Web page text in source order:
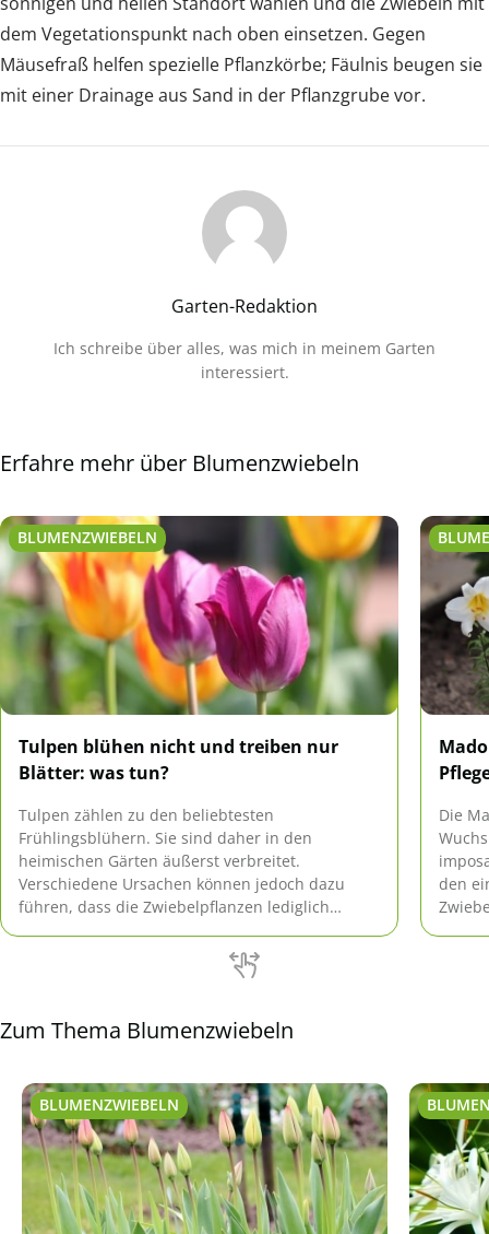
dem Vegetationspunkt nach oben einsetzen. Gegen
Mäusefraß helfen spezielle Pflanzkörbe; Fäulnis beugen sie
mit einer Drainage aus Sand in der Pflanzgrube vor.
Garten-Redaktion
Ich schreibe über alles, was mich in meinem Garten
interessiert.
Erfahre mehr über Blumenzwiebeln
BLUMENZWIEBELN
Tulpen blühen nicht und treiben nur
Blätter: was tun?
Tulpen zählen zu den beliebtesten
Frühlingsblühern. Sie sind daher in den
heimischen Gärten äußerst verbreitet.
Verschiedene Ursachen können jedoch dazu
führen, dass die Zwiebelpflanzen lediglich
diesem Fall zu tun ist, erfahren Sie hier.
Die
den
Zum Thema Blumenzwiebeln
BLUMENZWIEBELN